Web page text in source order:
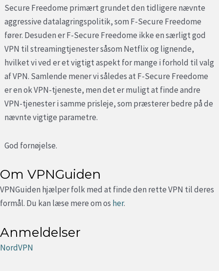
Secure Freedome primært grundet den tidligere nævnte
aggressive datalagringspolitik, som F-Secure Freedome
fører. Desuden er F-Secure Freedome ikke en særligt god
VPN til streamingtjenester såsom Netflix og lignende,
hvilket vi ved er et vigtigt aspekt for mange i forhold til valg
af VPN. Samlende mener vi således at F-Secure Freedome
er en ok VPN-tjeneste, men det er muligt at finde andre
VPN-tjenester i samme prisleje, som præsterer bedre på de
nævnte vigtige parametre.
God fornøjelse.
Om VPNGuiden
VPNGuiden hjælper folk med at finde den rette VPN til deres
formål. Du kan læse mere om os her.
Anmeldelser
NordVPN